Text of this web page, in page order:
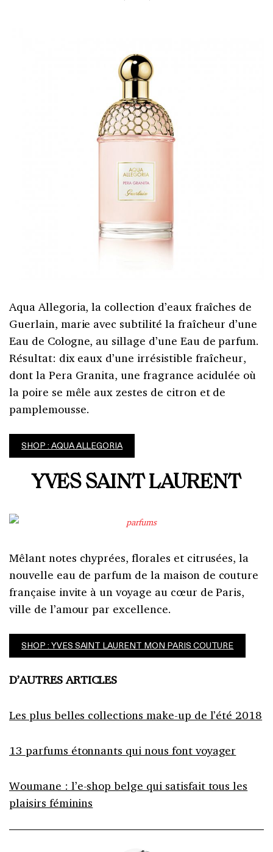
Aqua Allegoria, la collection d’eaux fraîches de
Guerlain, marie avec subtilité la fraîcheur d’une
Eau de Cologne, au sillage d’une Eau de parfum.
Résultat: dix eaux d’une irrésistible fraîcheur,
dont la Pera Granita, une fragrance acidulée où
la poire se mêle aux zestes de citron et de
pamplemousse.
SHOP : AQUA ALLEGORIA
YVES SAINT LAURENT
Mêlant notes chyprées, florales et citrusées, la
nouvelle eau de parfum de la maison de couture
française invite à un voyage au cœur de Paris,
ville de l’amour par excellence.
SHOP : YVES SAINT LAURENT MON PARIS COUTURE
D’AUTRES ARTICLES
Les plus belles collections make-up de l’été 2018
13 parfums étonnants qui nous font voyager
Woumane : l’e-shop belge qui satisfait tous les
plaisirs féminins